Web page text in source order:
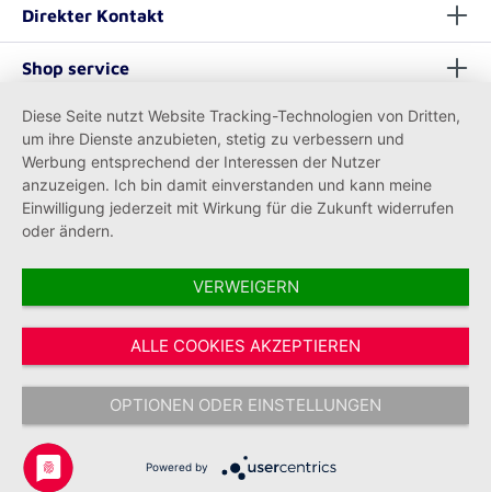
Direkter Kontakt
Shop service
Informationen
Vertrag widerrufen
* Alle Preise inkl. gesetzl. Mehrwertsteuer zzgl.Versandkostenund ggf.
Nachnahmegebühren, wenn nicht anders angegeben.
Copyright © 2026 Johanniter-Unfall-Hilfe e.V. - Alle Rechte
vorbehalten.
Diese Seite nutzt Website Tracking-Technologien von Dritten,
um ihre Dienste anzubieten, stetig zu verbessern und
Werbung entsprechend der Interessen der Nutzer
anzuzeigen. Ich bin damit einverstanden und kann meine
Einwilligung jederzeit mit Wirkung für die Zukunft widerrufen
oder ändern.
VERWEIGERN
ALLE COOKIES AKZEPTIEREN
OPTIONEN ODER EINSTELLUNGEN
Powered by